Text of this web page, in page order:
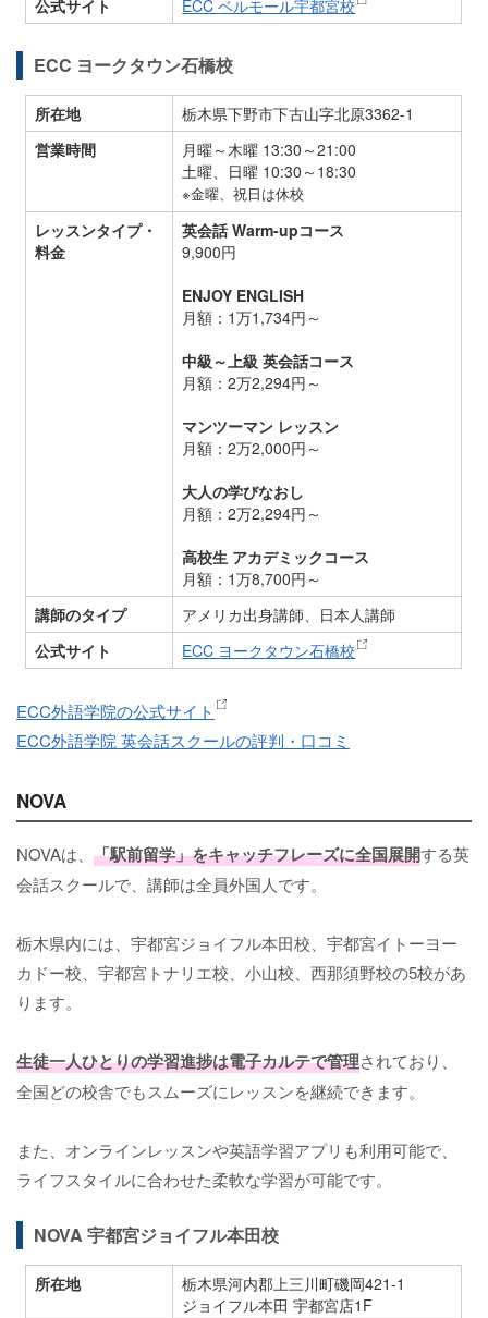
公式サイト ECC ベルモール宇都宮校
ECC ヨークタウン石橋校
所在地
栃木県下野市下古山字北原3362-1
営業時間
月曜～木曜 13:30～21:00
土曜、日曜 10:30～18:30
※金曜、祝日は休校
レッスンタイプ・
料金
英会話 Warm-upコース
9,900円
ENJOY ENGLISH
月額：1万1,734円～
中級～上級 英会話コース
月額：2万2,294円～
マンツーマン レッスン
月額：2万2,000円～
大人の学びなおし
月額：2万2,294円～
高校生 アカデミックコース
月額：1万8,700円～
講師のタイプ
アメリカ出身講師、日本人講師
公式サイト
ECC ヨークタウン石橋校
ECC外語学院の公式サイト
ECC外語学院 英会話スクールの評判・口コミ
NOVA
NOVAは、 「駅前留学」をキャッチフレーズに全国展開する英
会話スクールで、講師は全員外国人です。
栃木県内には、宇都宮ジョイフル本田校、宇都宮イトーヨー
カドー校、宇都宮トナリエ校、小山校、西那須野校の5校があ
ります。
生徒一人ひとりの学習進捗は電子カルテで管理されており、
全国どの校舎でもスムーズにレッスンを継続できます。
また、オンラインレッスンや英語学習アプリも利用可能で、
ライフスタイルに合わせた柔軟な学習が可能です。
NOVA 宇都宮ジョイフル本田校
所在地
栃木県河内郡上三川町磯岡421-1
ジョイフル本田 宇都宮店1F